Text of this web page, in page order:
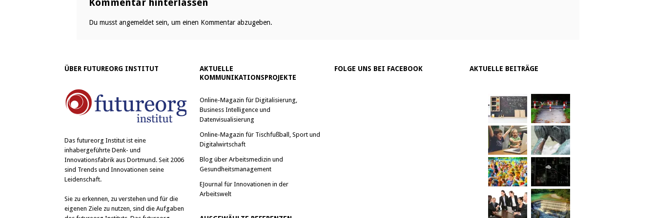
Kommentar hinterlassen
Du musst angemeldet sein, um einen Kommentar abzugeben.
ÜBER FUTUREORG INSTITUT
Das futureorg Institut ist eine
inhabergeführte Denk- und
Innovationsfabrik aus Dortmund. Seit 2006
sind Trends und Innovationen seine
Leidenschaft.
Sie zu erkennen, zu verstehen und für die
eigenen Ziele zu nutzen, sind die Aufgaben
AKTUELLE
KOMMUNIKATIONSPROJEKTE
Online-Magazin für Digitalisierung,
Business Intelligence und
Datenvisualisierung
Online-Magazin für Tischfußball, Sport und
Digitalwirtschaft
Blog über Arbeitsmedizin und
Gesundheitsmanagement
EJournal für Innovationen in der
Arbeitswelt
FOLGE UNS BEI FACEBOOK AKTUELLE BEITRÄGE